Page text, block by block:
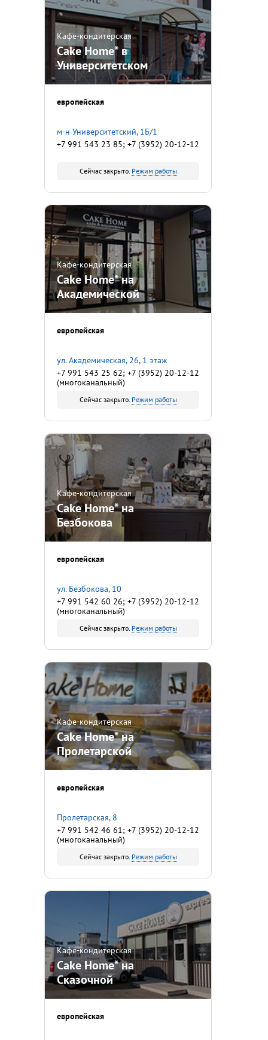
Кафе-кондитерская
Cake Home* в
Университетском
европейская
м-н Университетский, 1Б/1
+7 991 543 23 85; +7 (3952) 20-12-12
Сейчас закрыто. Режим работы
Кафе-кондитерская
Cake Home* на
Академической
европейская
ул. Академическая, 26, 1 этаж
+7 991 543 25 62; +7 (3952) 20-12-12
(многоканальный)
Сейчас закрыто. Режим работы
Кафе-кондитерская
Cake Home* на
Безбокова
европейская
ул. Безбокова, 10
+7 991 542 60 26; +7 (3952) 20-12-12
(многоканальный)
Сейчас закрыто. Режим работы
Кафе-кондитерская
Cake Home* на
Пролетарской
европейская
Пролетарская, 8
+7 991 542 46 61; +7 (3952) 20-12-12
(многоканальный)
Сейчас закрыто. Режим работы
Кафе-кондитерская
Cake Home* на
Сказочной
европейская